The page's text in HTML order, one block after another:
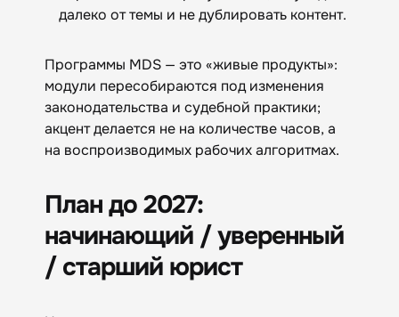
далеко от темы и не дублировать контент.
Программы MDS — это «живые продукты»:
модули пересобираются под изменения
законодательства и судебной практики;
акцент делается не на количестве часов, а
на воспроизводимых рабочих алгоритмах.
План до 2027:
начинающий / уверенный
/ старший юрист